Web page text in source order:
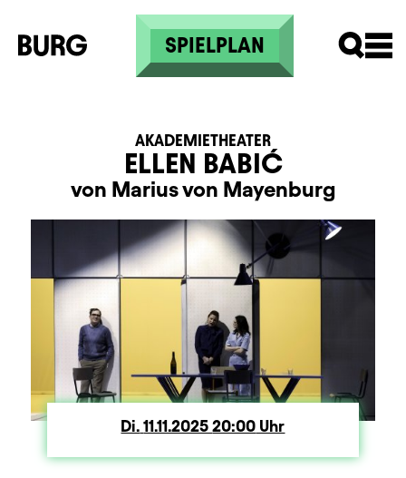
Direkt zum Inhalt
SPIELPLAN
ELLEN BABIĆ
AKADEMIETHEATER
von Marius von Mayenburg
Di. Dienstag
11.11.202520:00 Uhr